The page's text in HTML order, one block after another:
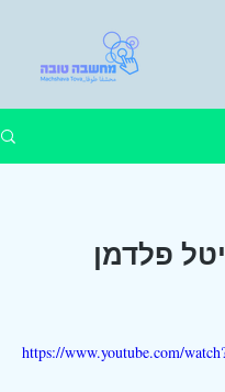
פלדמן
https://www.youtube.com/